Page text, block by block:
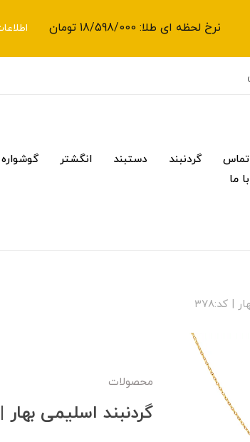
نرخ لحظه ای طلا: 18/598/000 تومان
تماس
با ما
گردنبند دستبند انگشتر گوشواره
| کد:۳۷۸
محصولات
گردنبند اسلیمی بهار |